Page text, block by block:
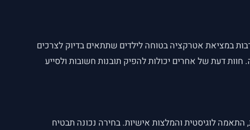
במציאת אטרקציה בטוחה לילדים שתתאים בדיוק לצרכים
דעת של אחרים יכולות להפיק תובנות חשובות ולסייע
לוגיסטית והמלצות אישיות. בחירה נכונה תבטיח